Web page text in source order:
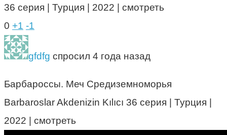
36 серия | Турция | 2022 | смотреть
0 +1 -1
gfdfg спросил 4 года назад
Барбароссы. Меч Средиземноморья
Barbaroslar Akdenizin Kılıcı 36 серия | Турция |
2022 | смотреть